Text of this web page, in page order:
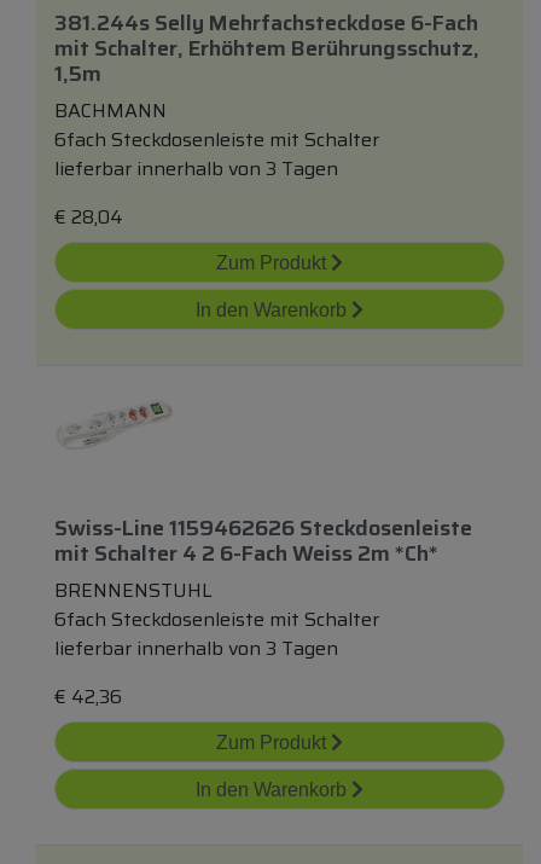
381.244s Selly Mehrfachsteckdose 6-Fach
mit Schalter, Erhöhtem Berührungsschutz,
1,5m
BACHMANN
6fach Steckdosenleiste mit Schalter
lieferbar innerhalb von 3 Tagen
€ 28,04
Zum Produkt
In den Warenkorb
Swiss-Line 1159462626 Steckdosenleiste
mit Schalter 4 2 6-Fach Weiss 2m *ch*
BRENNENSTUHL
6fach Steckdosenleiste mit Schalter
lieferbar innerhalb von 3 Tagen
€ 42,36
Zum Produkt
In den Warenkorb